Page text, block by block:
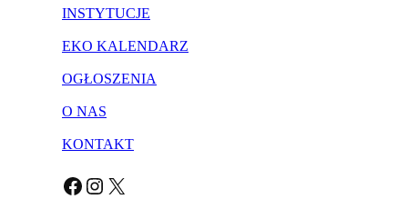
INSTYTUCJE
EKO KALENDARZ
OGŁOSZENIA
O NAS
KONTAKT
Facebook Instagram X